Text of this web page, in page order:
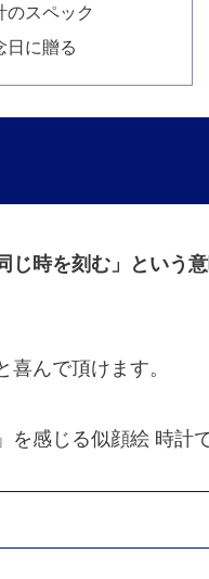
のスペック
日に贈る
じ時を刻む」という
んで頂けます。
感じる似顔絵 時計で